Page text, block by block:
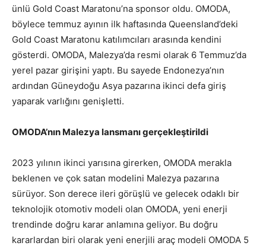
ünlü Gold Coast Maratonu’na sponsor oldu. OMODA,
böylece temmuz ayının ilk haftasında Queensland’deki
Gold Coast Maratonu katılımcıları arasında kendini
gösterdi. OMODA, Malezya’da resmi olarak 6 Temmuz’da
yerel pazar girişini yaptı. Bu sayede Endonezya’nın
ardından Güneydoğu Asya pazarına ikinci defa giriş
yaparak varlığını genişletti.
OMODA’nın Malezya lansmanı gerçekleştirildi
2023 yılının ikinci yarısına girerken, OMODA merakla
beklenen ve çok satan modelini Malezya pazarına
sürüyor. Son derece ileri görüşlü ve gelecek odaklı bir
teknolojik otomotiv modeli olan OMODA, yeni enerji
trendinde doğru karar anlamına geliyor. Bu doğru
kararlardan biri olarak yeni enerjili araç modeli OMODA 5